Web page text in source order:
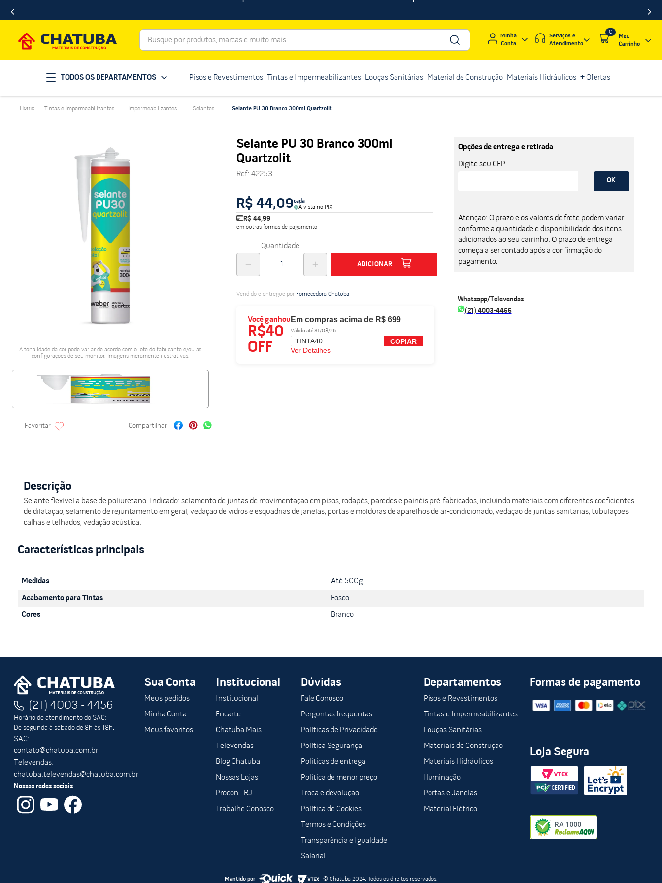
Busque por produtos, marcas e muito mais
Minha
Conta
Serviços e
Atendimento
0
TODOS OS DEPARTAMENTOS Pisos e Revestimentos Tintas e Impermeabilizantes Louças Sanitárias Material de Construção Materiais Hidráulicos + Ofertas
Tintas e Impermeabilizantes Impermeabilizantes Selantes Selante PU 30 Branco 300ml Quartzolit
A tonalidade da cor pode variar de acordo com o lote do fabricante e/ou as
configurações de seu monitor. Imagens meramente ilustrativas.
Selante PU 30 Branco 300ml
Quartzolit
Ref: 42253
R$ 44,09cada
À vista no PIX
R$ 44,99
em outras formas de pagamento
Quantidade
ADICIONAR
Vendido e entregue por Fornecedora Chatuba
Você ganhou
R$40
OFF
Em compras acima de R$ 699
Válido até 31/08/26
TINTA40
COPIAR
Ver Detalhes
Opções de entrega e retirada
Digite seu CEP
OK
Atenção: O prazo e os valores de frete podem variar
conforme a quantidade e disponibilidade dos itens
adicionados ao seu carrinho. O prazo de entrega
começa a ser contado após a confirmação do
pagamento.
Whatsapp/Televendas
(21) 4003-4456
Descrição
Selante flexível a base de poliuretano. Indicado: selamento de juntas de movimentação em pisos, rodapés, paredes e painéis pré-fabricados, incluindo materiais com diferentes coeficientes
de dilatação, selamento de rejuntamento em geral, vedação de vidros e esquadrias de janelas, portas e molduras de aparelhos de ar-condicionado, vedação de juntas sanitárias, tubulações,
calhas e telhados, vedação acústica.
Medidas Até 500g
Acabamento para Tintas Fosco
Cores Branco
(21) 4003 - 4456
Horário de atendimento do SAC:
De segunda à sábado de 8h às 18h.
SAC:
contato@chatuba.com.br
Televendas:
chatuba.televendas@chatuba.com.br
Nossas redes sociais
Sua Conta
Meus pedidos
Minha Conta
Meus favoritos
Institucional
Institucional
Encarte
Chatuba Mais
Televendas
Blog Chatuba
Nossas Lojas
Procon - RJ
Trabalhe Conosco
Dúvidas
Fale Conosco
Perguntas frequentas
Políticas de Privacidade
Política Segurança
Políticas de entrega
Política de menor preço
Troca e devolução
Política de Cookies
Termos e Condições
Transparência e Igualdade
Salarial
Departamentos
Pisos e Revestimentos
Tintas e Impermeabilizantes
Louças Sanitárias
Materiais de Construção
Materiais Hidráulicos
Iluminação
Portas e Janelas
Material Elétrico
Formas de pagamento
Loja Segura
Mantido por © Chatuba 2024. Todos os direitos reservados.
1 º porcelanato
2º telha